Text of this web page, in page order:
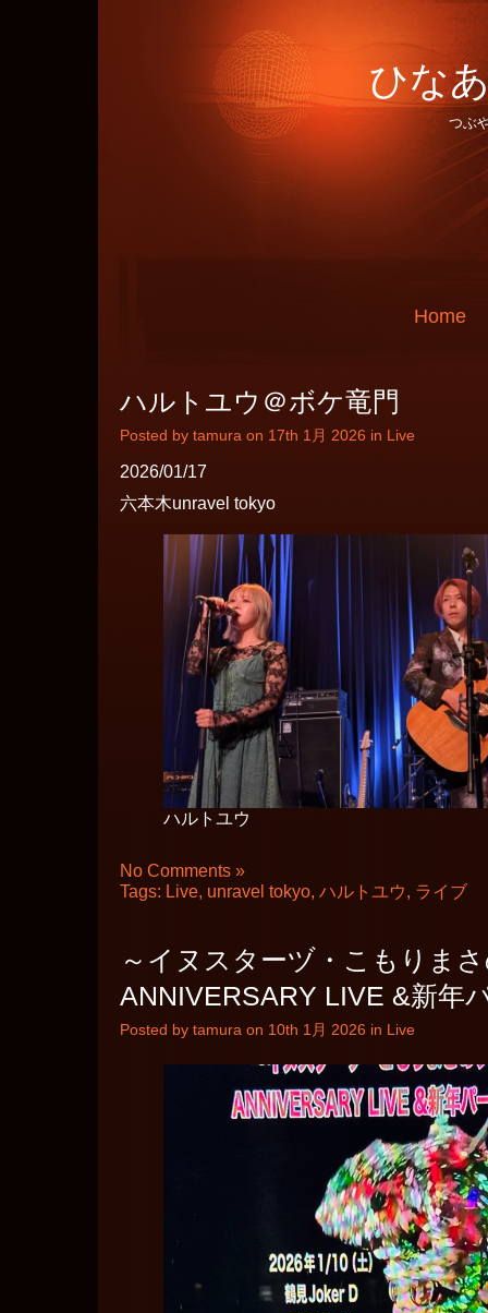
ひな
つぶ
Home
ハルトユウ＠ボケ竜門
Posted by tamura on 17th 1月 2026 in Live
2026/01/17
六本木unravel tokyo
ハルトユウ
No Comments »
Tags: Live, unravel tokyo, ハルトユウ, ライブ
～イヌスターヅ・こもりま
ANNIVERSARY LIVE &新年
Posted by tamura on 10th 1月 2026 in Live